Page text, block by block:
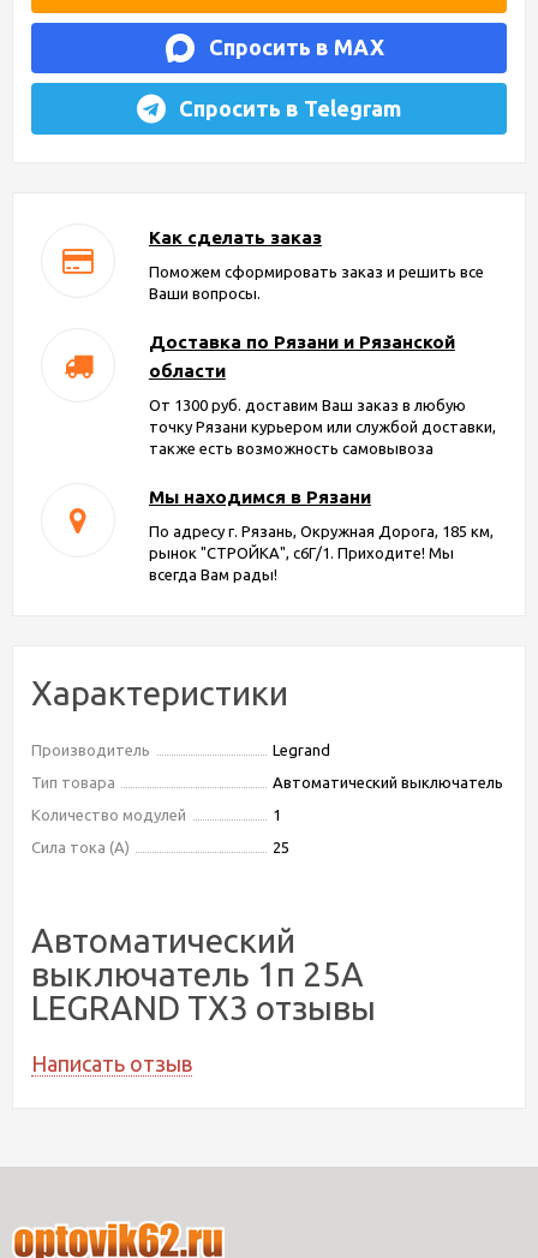
Спросить в MAX
Спросить в Telegram
Как сделать заказ
Поможем сформировать заказ и решить все
Ваши вопросы.
Доставка по Рязани и Рязанской
области
От 1300 руб. доставим Ваш заказ в любую
точку Рязани курьером или службой доставки,
также есть возможность самовывоза
Мы находимся в Рязани
По адресу г. Рязань, Окружная Дорога, 185 км,
рынок "СТРОЙКА", с6Г/1. Приходите! Мы
всегда Вам рады!
Характеристики
Производитель
Legrand
Тип товара
Автоматический выключатель
Количество модулей
1
Сила тока (А)
25
Автоматический
выключатель 1п 25А
LEGRAND ТХ3 отзывы
Написать отзыв